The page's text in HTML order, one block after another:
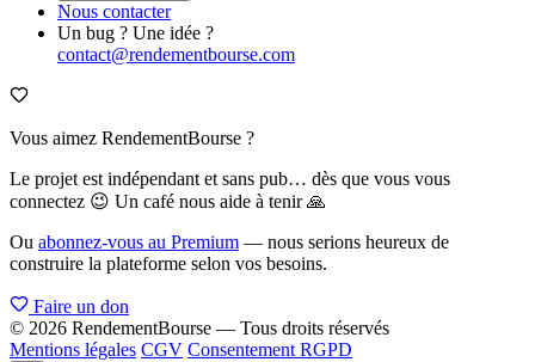
Nous contacter
Un bug ? Une idée ?
contact@rendementbourse.com
Vous aimez RendementBourse ?
Le projet est indépendant et sans pub… dès que vous vous
connectez 😉 Un café nous aide à tenir 🙏
Ou abonnez-vous au Premium — nous serions heureux de
construire la plateforme selon vos besoins.
Faire un don
© 2026 RendementBourse — Tous droits réservés
Mentions légales CGV Consentement RGPD